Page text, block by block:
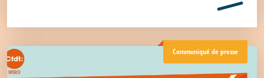
Communiqué de presse